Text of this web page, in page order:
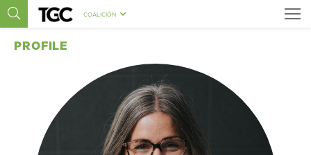
COALICIÓN
PROFILE